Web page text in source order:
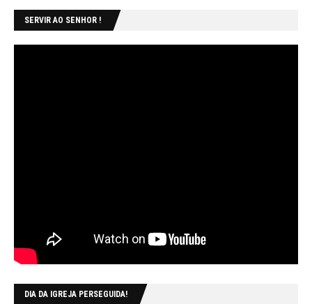
SERVIR AO SENHOR !
DIA DA IGREJA PERSEGUIDA!